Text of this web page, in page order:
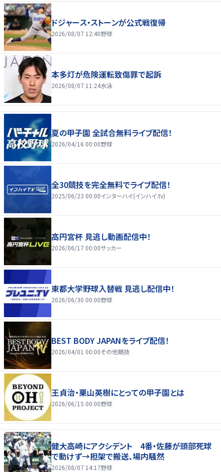
ドジャース・ストーンが公式戦復帰
2026/08/07 12:40野球
本多灯が危険運転致傷罪で起訴
2026/08/07 11:24水泳
夏の甲子園 全試合無料ライブ配信！
2026/04/16 00:00野球
全30競技を完全無料でライブ配信！
2025/06/23 00:00インターハイ(インハイ.tv)
高円宮杯 見逃し動画配信中！
2026/06/17 00:00サッカー
東都大学野球入替戦 見逃し配信中！
2026/06/30 00:00野球
BEST BODY JAPANをライブ配信！
2026/04/01 00:00その他競技
王貞治・栗山英樹にとっての甲子園とは
2026/06/15 00:00野球
健大高崎にアクシデント 4番・佐藤が頭部死球
で動けず→担架で搬送、場内騒然
2026/08/07 14:17野球